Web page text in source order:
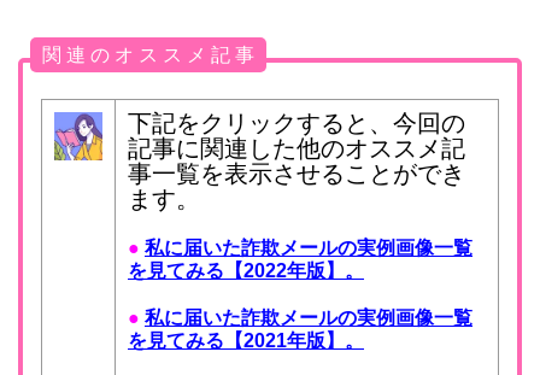
関 連 の オ ス ス メ 記 事
下記をクリックすると、今回の
記事に関連した他のオススメ記
事一覧を表示させることができ
ます。
● 私に届いた詐欺メールの実例画像一覧
を見てみる【2022年版】。
● 私に届いた詐欺メールの実例画像一覧
を見てみる【2021年版】。